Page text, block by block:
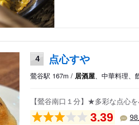
4 点心すや
鶯谷駅 167m / 居酒屋、中華料理、
【鶯谷南口１分】★多彩な点心
3.39 98